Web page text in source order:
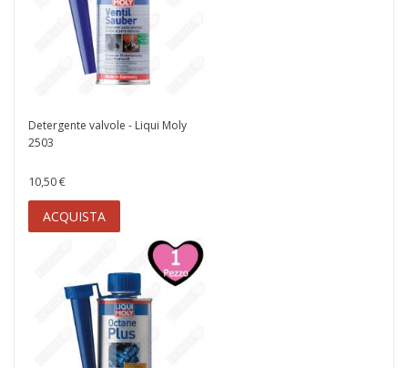
Detergente valvole - Liqui Moly
2503
10,50 €
ACQUISTA